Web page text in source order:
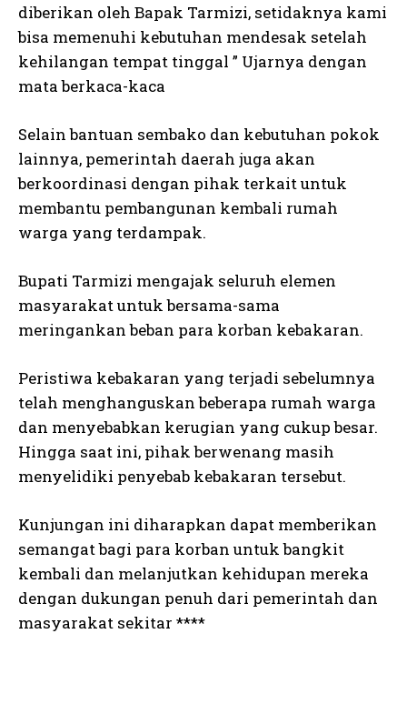
diberikan oleh Bapak Tarmizi, setidaknya kami
bisa memenuhi kebutuhan mendesak setelah
kehilangan tempat tinggal ” Ujarnya dengan
mata berkaca-kaca
Selain bantuan sembako dan kebutuhan pokok
lainnya, pemerintah daerah juga akan
berkoordinasi dengan pihak terkait untuk
membantu pembangunan kembali rumah
warga yang terdampak.
Bupati Tarmizi mengajak seluruh elemen
masyarakat untuk bersama-sama
meringankan beban para korban kebakaran.
Peristiwa kebakaran yang terjadi sebelumnya
telah menghanguskan beberapa rumah warga
dan menyebabkan kerugian yang cukup besar.
Hingga saat ini, pihak berwenang masih
menyelidiki penyebab kebakaran tersebut.
Kunjungan ini diharapkan dapat memberikan
semangat bagi para korban untuk bangkit
kembali dan melanjutkan kehidupan mereka
dengan dukungan penuh dari pemerintah dan
masyarakat sekitar ****